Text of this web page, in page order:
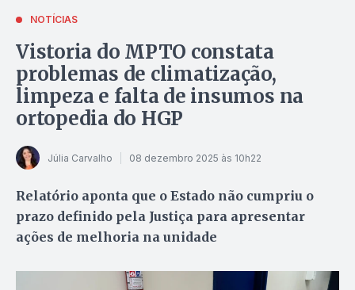
NOTÍCIAS
Vistoria do MPTO constata
problemas de climatização,
limpeza e falta de insumos na
ortopedia do HGP
Júlia Carvalho 08 dezembro 2025 às 10h22
Relatório aponta que o Estado não cumpriu o
prazo definido pela Justiça para apresentar
ações de melhoria na unidade